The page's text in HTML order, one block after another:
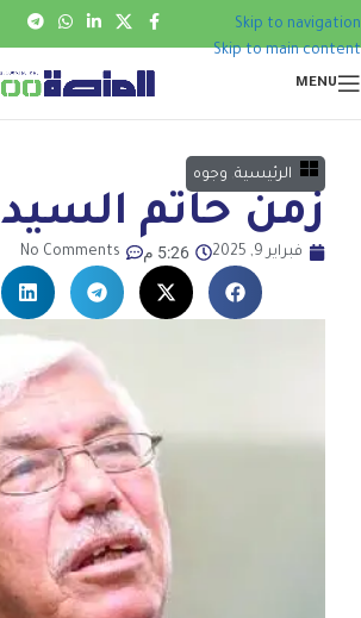
Skip to navigation
Skip to main content
MENU
الرئيسية وجوه
زمن حاتم السيد
فبراير 9, 2025 5:26 م No Comments